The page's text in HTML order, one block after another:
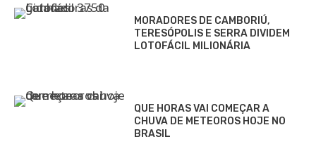
MORADORES DE CAMBORIÚ,
TERESÓPOLIS E SERRA DIVIDEM
LOTOFÁCIL MILIONÁRIA
QUE HORAS VAI COMEÇAR A
CHUVA DE METEOROS HOJE NO
BRASIL